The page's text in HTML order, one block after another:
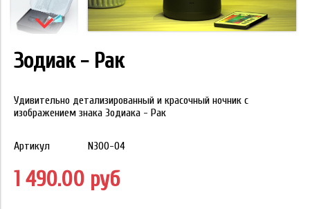
Зодиак - Рак
Удивительно детализированный и красочный ночник с
изображением знака Зодиака - Рак
Артикул N300-04
1 490.00 руб